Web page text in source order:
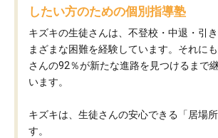
したい方のための個別指導塾
キズキの生徒さんは、不登校・中退・引
まざまな困難を経験しています。それに
さんの92％が新たな進路を見つけるまで
います。
キズキは、生徒さんの安心できる「居場
す。